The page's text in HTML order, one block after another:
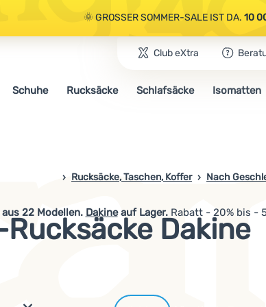
🌞 GROSSER SOMMER-SALE IST DA. 10
🤫 - 10 % AUF AUSGEWÄHLTE CAMPING-
🌞 GROSSER SOMMER-SALE IST DA.10
Club eXtra
Schuhe Rucksäcke Schlafsäcke Isomatten
4campingshop.de
Rucksäcke, Taschen, Koffer Nach
Rucksäcke Dakine
aus 22 Modellen. Dakineauf Lager. Rabatt - 20% bis -